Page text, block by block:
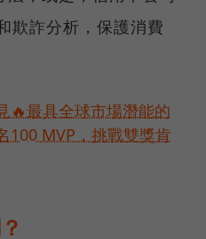
欺詐分析，保護消費
🔥最具全球市場潛能的
100 MVP，挑戰雙獎肯